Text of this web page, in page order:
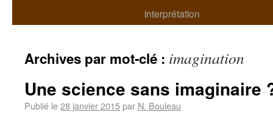
interprétation
Archives par mot-clé : imagination
Une science sans imaginaire
Publié le28 janvier 2015par N. Bouleau